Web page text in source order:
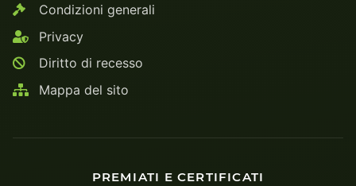
Condizioni generali
Privacy
Diritto di recesso
Mappa del sito
PREMIATI E CERTIFICATI